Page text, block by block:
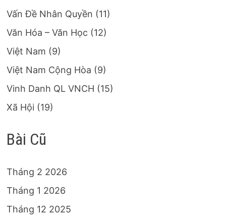
Vấn Đề Nhân Quyền (11)
Văn Hóa – Văn Học (12)
Việt Nam (9)
Việt Nam Cộng Hòa (9)
Vinh Danh QL VNCH (15)
Xã Hội (19)
Bài Cũ
Tháng 2 2026
Tháng 1 2026
Tháng 12 2025